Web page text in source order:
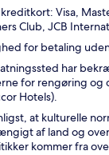
Visa,
Club, JCB
for betaling
har
for rengøring og
Hotels).
at kulturelle
af land og
kommer fra